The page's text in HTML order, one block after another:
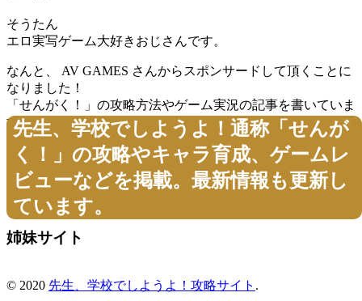
先生、学校でしようよ！通称「せんが
く！」の攻略やキャラ育成、ゲームレ
ビューなどを掲載。最新情報も更新し
ています。
そうたん
エロ実写ゲーム大好きおじさんです。
なんと、 AV GAMES さんからスポンサードして頂くことに
なりました！
「せんがく！」の攻略方法やゲーム実況の記事を書いていま
す。
(AV GAMES さんからのお声もあり、なるべく中立、かつ忖
度・忌憚のない意見や感想を記載しています)
※本ブログは、「先生、学校でしようよ！」の内容を保証し
ている訳ではありません。
姉妹サイト
© 2020 先生、学校でしようよ！攻略サイト .